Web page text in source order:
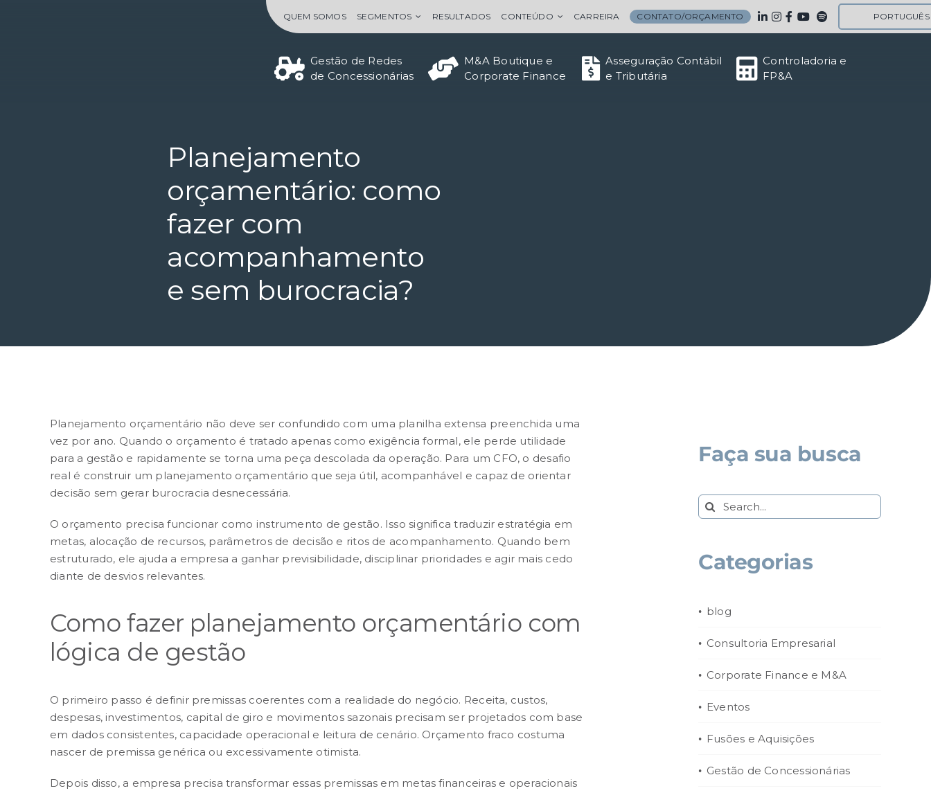
QUEM SOMOS SEGMENTOS RESULTADOS CONTEÚDO CARREIRA CONTATO/ORÇAMENTO PORTUGUÊS
Gestão de Redes
de Concessionárias
M&A Boutique e
Corporate Finance
Asseguração Contábil
e Tributária
Controladoria e
FP&A
Planejamento
orçamentário: como
fazer com
acompanhamento
e sem burocracia?
Planejamento orçamentário não deve ser confundido com uma planilha extensa preenchida uma
vez por ano. Quando o orçamento é tratado apenas como exigência formal, ele perde utilidade
para a gestão e rapidamente se torna uma peça descolada da operação. Para um CFO, o desafio
real é construir um planejamento orçamentário que seja útil, acompanhável e capaz de orientar
decisão sem gerar burocracia desnecessária.
O orçamento precisa funcionar como instrumento de gestão. Isso significa traduzir estratégia em
metas, alocação de recursos, parâmetros de decisão e ritos de acompanhamento. Quando bem
estruturado, ele ajuda a empresa a ganhar previsibilidade, disciplinar prioridades e agir mais cedo
diante de desvios relevantes.
Como fazer planejamento orçamentário com
lógica de gestão
O primeiro passo é definir premissas coerentes com a realidade do negócio. Receita, custos,
despesas, investimentos, capital de giro e movimentos sazonais precisam ser projetados com base
em dados consistentes, capacidade operacional e leitura de cenário. Orçamento fraco costuma
nascer de premissa genérica ou excessivamente otimista.
Depois disso, a empresa precisa transformar essas premissas em metas financeiras e operacionais
Faça sua busca
Search
for:
Categorias
blog
Consultoria Empresarial
Corporate Finance e M&A
Eventos
Fusões e Aquisições
Gestão de Concessionárias